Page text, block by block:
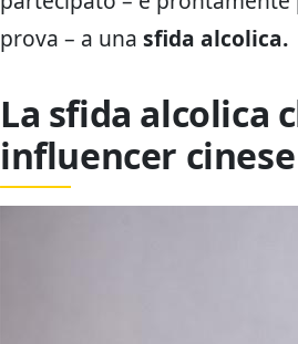
prova – a una sfida alcolica.
La sfida alcolica
influencer cinese